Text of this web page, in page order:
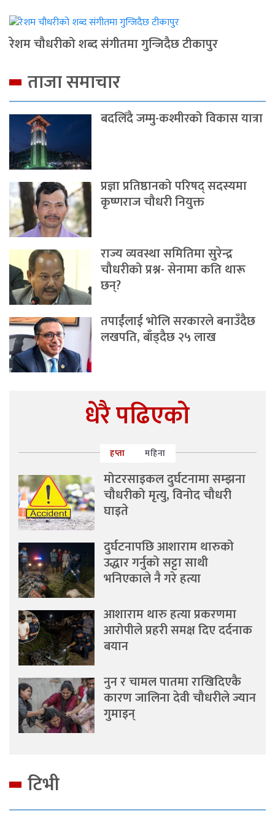
रेशम चौधरीको शब्द संगीतमा गुन्जिदैछ टीकापुर
ताजा समाचार
बदलिँदै जम्मु-कश्मीरको विकास यात्रा
प्रज्ञा प्रतिष्ठानको परिषद् सदस्यमा
कृष्णराज चौधरी नियुक्त
राज्य व्यवस्था समितिमा सुरेन्द्र
चौधरीको प्रश्न- सेनामा कति थारू
छन्?
तपाईंलाई भोलि सरकारले बनाउँदैछ
लखपति, बाँड्दैछ २५ लाख
धेरै पढिएको
हप्ता महिना
मोटरसाइकल दुर्घटनामा सम्झना
चौधरीको मृत्यु, विनोद चौधरी
घाइते
दुर्घटनापछि आशाराम थारुको
उद्धार गर्नुको सट्टा साथी
भनिएकाले नै गरे हत्या
आशाराम थारु हत्या प्रकरणमा
आरोपीले प्रहरी समक्ष दिए दर्दनाक
बयान
नुन र चामल पातमा राखिदिएकै
कारण जालिना देवी चौधरीले ज्यान
गुमाइन्
टिभी